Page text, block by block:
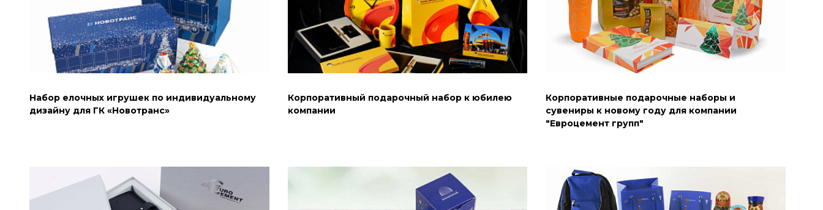
Набор елочных игрушек по индивидуальному
дизайну для ГК «Новотранс»
Корпоративный подарочный набор к юбилею
компании
Корпоративные подарочные наборы и
сувениры к новому году для компании
"Евроцемент групп"